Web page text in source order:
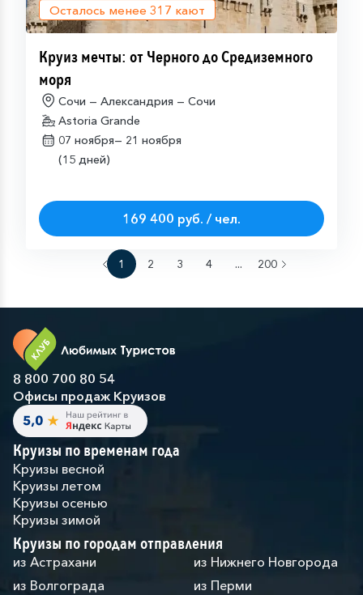
Осталось менее 317 кают
Круиз мечты: от Черного до Средиземного
моря
Сочи — Александрия — Сочи
Astoria Grande
07 ноября— 21 ноября
(15 дней)
169 400 руб. / чел.
1 2 3 4 ... 200
8 800 700 80 54
Офисы продаж Круизов
Круизы по временам года
Круизы весной
Круизы летом
Круизы осенью
Круизы зимой
Круизы по городам отправления
из Астрахани
из Волгограда
из Нижнего Новгорода
из Перми